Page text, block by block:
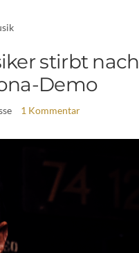
stirbt nach
Demo
1 Kommentar